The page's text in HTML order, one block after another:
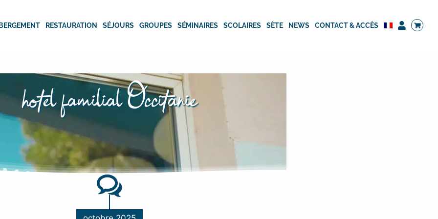
RESTAURATION SÉJOURS GROUPES SÉMINAIRES SCOLAIRES SÈTE NEWS CONTACT & ACCÈS
hotel familial Occitanie